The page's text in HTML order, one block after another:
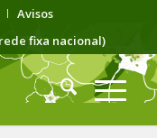
Avisos
fixa nacional)